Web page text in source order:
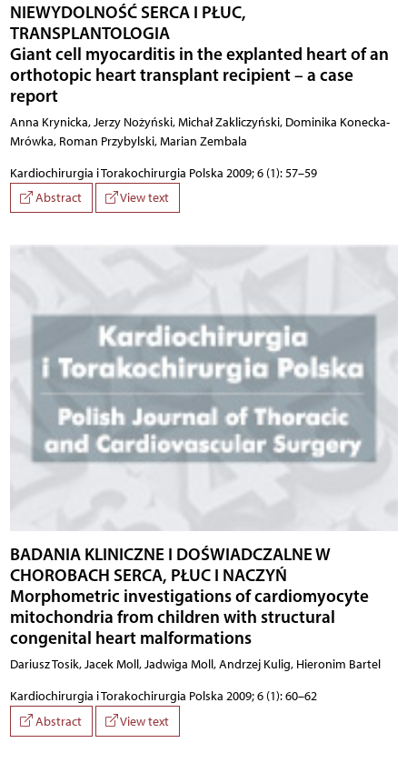
NIEWYDOLNOŚĆ SERCA I PŁUC,
TRANSPLANTOLOGIA
Giant cell myocarditis in the explanted heart of an
orthotopic heart transplant recipient – a case
report
Anna Krynicka, Jerzy Nożyński, Michał Zakliczyński, Dominika Konecka-
Mrówka, Roman Przybylski, Marian Zembala
Kardiochirurgia i Torakochirurgia Polska 2009; 6 (1): 57–59
Abstract
View text
BADANIA KLINICZNE I DOŚWIADCZALNE W
CHOROBACH SERCA, PŁUC I NACZYŃ
Morphometric investigations of cardiomyocyte
mitochondria from children with structural
congenital heart malformations
Dariusz Tosik, Jacek Moll, Jadwiga Moll, Andrzej Kulig, Hieronim Bartel
Kardiochirurgia i Torakochirurgia Polska 2009; 6 (1): 60–62
Abstract
View text